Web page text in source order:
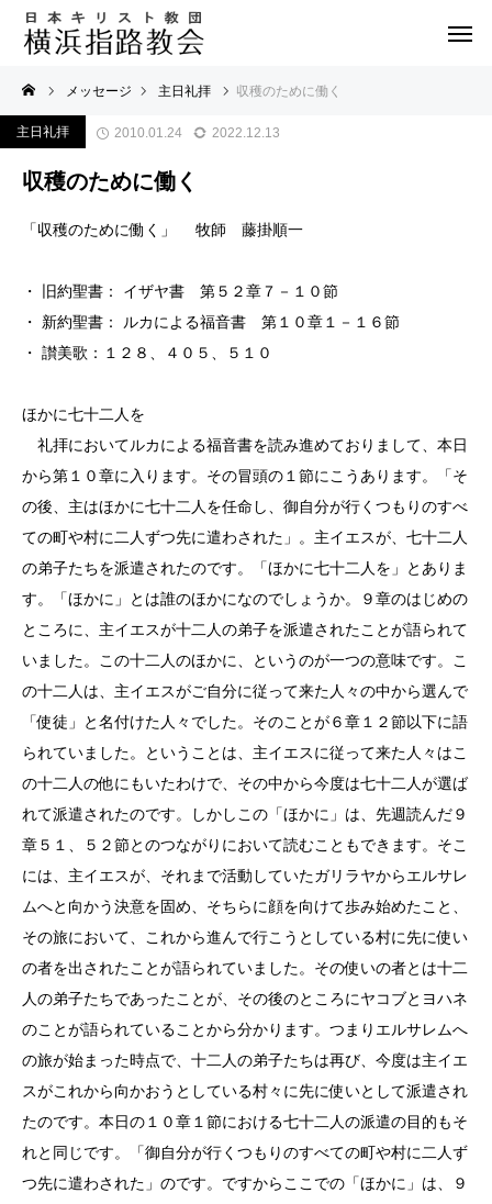
メッセージ 主日礼拝 収穫のために働く
主日礼拝 2010.01.24 2022.12.13
収穫のために働く
「収穫のために働く」 牧師 藤掛順一
・ 旧約聖書： イザヤ書 第５２章７－１０節
・ 新約聖書： ルカによる福音書 第１０章１－１６節
・ 讃美歌：１２８、４０５、５１０
ほかに七十二人を
礼拝においてルカによる福音書を読み進めておりまして、本日
から第１０章に入ります。その冒頭の１節にこうあります。「そ
の後、主はほかに七十二人を任命し、御自分が行くつもりのすべ
ての町や村に二人ずつ先に遣わされた」。主イエスが、七十二人
の弟子たちを派遣されたのです。「ほかに七十二人を」とありま
す。「ほかに」とは誰のほかになのでしょうか。９章のはじめの
ところに、主イエスが十二人の弟子を派遣されたことが語られて
いました。この十二人のほかに、というのが一つの意味です。こ
の十二人は、主イエスがご自分に従って来た人々の中から選んで
「使徒」と名付けた人々でした。そのことが６章１２節以下に語
られていました。ということは、主イエスに従って来た人々はこ
の十二人の他にもいたわけで、その中から今度は七十二人が選ば
れて派遣されたのです。しかしこの「ほかに」は、先週読んだ９
章５１、５２節とのつながりにおいて読むこともできます。そこ
には、主イエスが、それまで活動していたガリラヤからエルサレ
ムへと向かう決意を固め、そちらに顔を向けて歩み始めたこと、
その旅において、これから進んで行こうとしている村に先に使い
の者を出されたことが語られていました。その使いの者とは十二
人の弟子たちであったことが、その後のところにヤコブとヨハネ
のことが語られていることから分かります。つまりエルサレムへ
の旅が始まった時点で、十二人の弟子たちは再び、今度は主イエ
スがこれから向かおうとしている村々に先に使いとして派遣され
たのです。本日の１０章１節における七十二人の派遣の目的もそ
れと同じです。「御自分が行くつもりのすべての町や村に二人ず
つ先に遣わされた」のです。ですからここでの「ほかに」は、９